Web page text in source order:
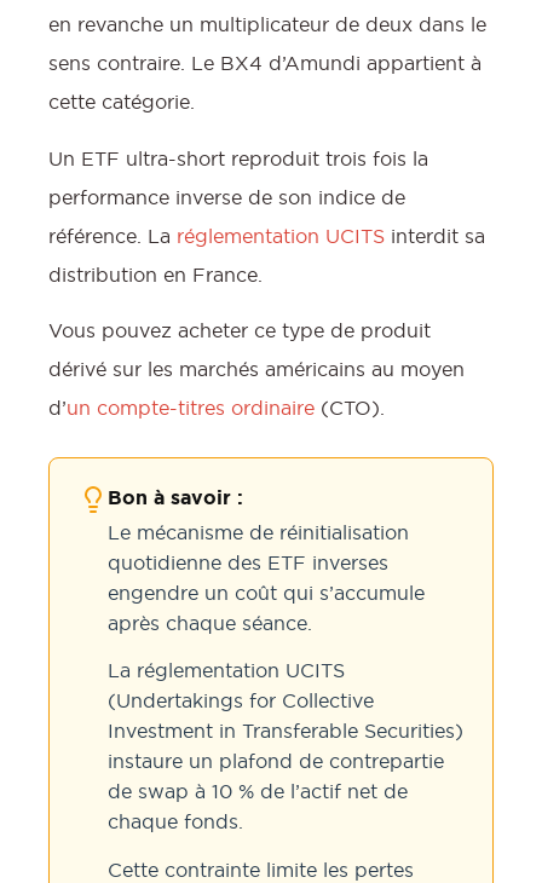
en revanche un multiplicateur de deux dans le
sens contraire. Le BX4 d’Amundi appartient à
cette catégorie.
Un ETF ultra-short reproduit trois fois la
performance inverse de son indice de
référence. La réglementation UCITS interdit sa
distribution en France.
Vous pouvez acheter ce type de produit
dérivé sur les marchés américains au moyen
d’un compte-titres ordinaire (CTO).
Bon à savoir :
Le mécanisme de réinitialisation
quotidienne des ETF inverses
engendre un coût qui s’accumule
après chaque séance.
La réglementation UCITS
(Undertakings for Collective
Investment in Transferable Securities)
instaure un plafond de contrepartie
de swap à 10 % de l’actif net de
chaque fonds.
Cette contrainte limite les pertes